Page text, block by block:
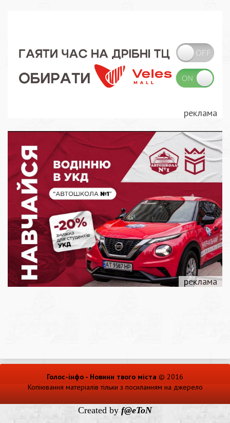
Голос-інфо - Новини твого міста © 2016
Копіювання матеріалів тільки з посиланням на джерело
Created by f@eToN